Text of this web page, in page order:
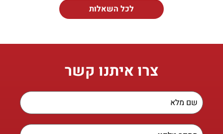
לכל השאלות
צרו איתנו קשר